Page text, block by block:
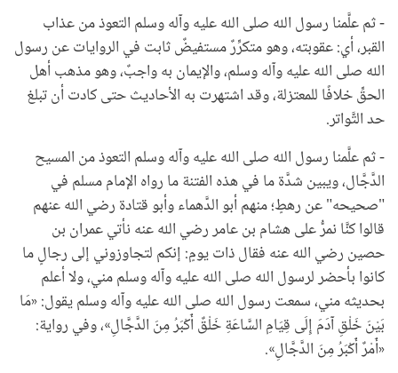
- ثم علَّمنا رسول الله صلى الله عليه وآله وسلم التعوذ من عذاب
القبر، أي: عقوبته، وهو متكرِّرٌ مستفيضٌ ثابت في الروايات عن رسول
الله صلى الله عليه وآله وسلم، والإيمان به واجبٌ، وهو مذهب أهل
الحقِّ خلافًا للمعتزلة، وقد اشتهرت به الأحاديث حتى كادت أن تبلغ
حد التَّواتر.
- ثم علَّمنا رسول الله صلى الله عليه وآله وسلم التعوذ من المسيح
الدَّجَّال، ويبين شدَّة ما في هذه الفتنة ما رواه الإمام مسلم في
"صحيحه" عن رهطٍ؛ منهم أبو الدَّهماء وأبو قتادة رضي الله عنهم
قالوا كنَّا نمرُّ على هشام بن عامر رضي الله عنه نأتي عمران بن
حصين رضي الله عنه فقال ذات يومٍ: إنكم لتجاوزوني إلى رجالٍ ما
كانوا بأحضر لرسول الله صلى الله عليه وآله وسلم مني، ولا أعلم
بحديثه مني، سمعت رسول الله صلى الله عليه وآله وسلم يقول: «مَا
بَيْنَ خَلْقِ آدَمَ إِلَى قِيَامِ السَّاعَةِ خَلْقٌ أَكْبَرُ مِنَ الدَّجَّالِ»، وفي رواية:
«أَمْرٌ أَكْبَرُ مِنَ الدَّجَّالِ».